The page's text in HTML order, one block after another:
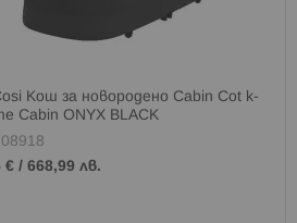
Кош за новородено Cabin Cot к-
Cabin ONYX BLACK
€ /668,99 лв.